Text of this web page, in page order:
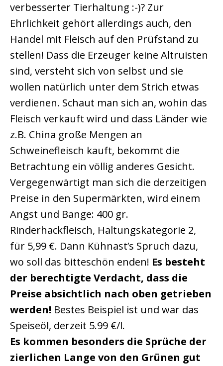
verbesserter Tierhaltung :-)? Zur
Ehrlichkeit gehört allerdings auch, den
Handel mit Fleisch auf den Prüfstand zu
stellen! Dass die Erzeuger keine Altruisten
sind, versteht sich von selbst und sie
wollen natürlich unter dem Strich etwas
verdienen. Schaut man sich an, wohin das
Fleisch verkauft wird und dass Länder wie
z.B. China große Mengen an
Schweinefleisch kauft, bekommt die
Betrachtung ein völlig anderes Gesicht.
Vergegenwärtigt man sich die derzeitigen
Preise in den Supermärkten, wird einem
Angst und Bange: 400 gr.
Rinderhackfleisch, Haltungskategorie 2,
für 5,99 €. Dann Kühnast’s Spruch dazu,
wo soll das bitteschön enden! Es besteht
der berechtigte Verdacht, dass die
Preise absichtlich nach oben getrieben
werden! Bestes Beispiel ist und war das
Speiseöl, derzeit 5.99 €/l.
Es kommen besonders die Sprüche der
zierlichen Lange von den Grünen gut